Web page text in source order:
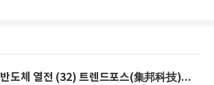
반도체 열전 (32) 트렌드포스(集邦科技)...